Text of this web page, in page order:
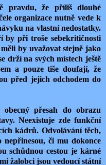
pravdu, že příliš dlouhé
organizace nutně vede k
na vlastní nedostatky.
by při troše sebekritičnosti
by uvažovat stejně jako
drží na svých místech ještě
a pouze tiše doufají, že
před jejich odchodem do
přesah do obrazu
Neexistuje zde funkční
kádrů. Odvolávání těch,
či mu dokonce
schůdnou cestou je kárné
žalobci jsou vedoucí státní